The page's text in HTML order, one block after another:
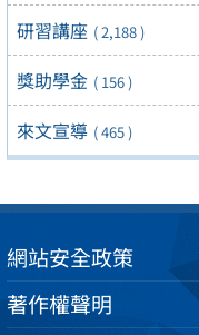
研習講座 ( 2,188 )
獎助學金 ( 156 )
來文宣導 ( 465 )
網站安全政策
著作權聲明